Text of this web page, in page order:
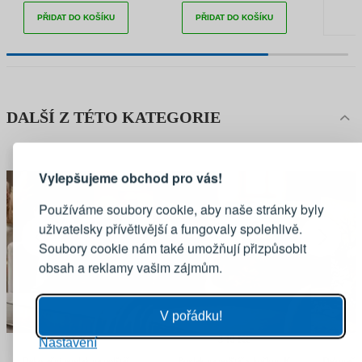
Vylepšujeme obchod pro vás!
Používáme soubory cookie, aby naše stránky byly
uživatelsky přívětivější a fungovaly spolehlivě.
Soubory cookie nám také umožňují přizpůsobit
obsah a reklamy vašim zájmům.
V pořádku!
Nastavení
PŘIDAT DO KOŠÍKU PŘIDAT DO KOŠÍKU
DALŠÍ Z TÉTO KATEGORIE
286 Kč 340 Kč
Emailová adresa